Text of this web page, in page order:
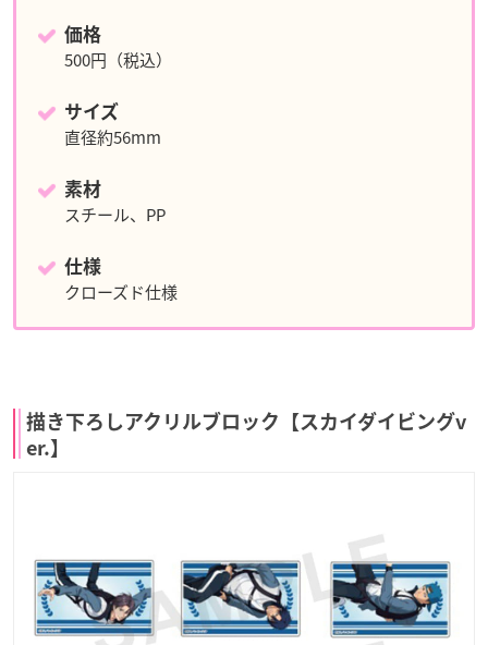
価格
500円（税込）
サイズ
直径約56mm
素材
スチール、PP
仕様
クローズド仕様
描き下ろしアクリルブロック【スカイダイビングv
er.】